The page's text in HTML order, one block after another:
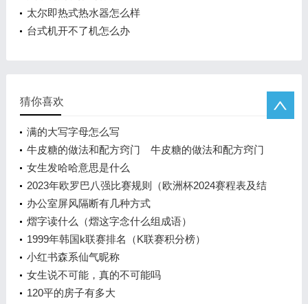
太尔即热式热水器怎么样
台式机开不了机怎么办
猜你喜欢
满的大写字母怎么写
牛皮糖的做法和配方窍门 牛皮糖的做法和配方窍门
女生发哈哈意思是什么
2023年欧罗巴八强比赛规则（欧洲杯2024赛程表及结
果）
办公室屏风隔断有几种方式
熠字读什么（熠这字念什么组成语）
1999年韩国k联赛排名（K联赛积分榜）
小红书森系仙气昵称
女生说不可能，真的不可能吗
120平的房子有多大